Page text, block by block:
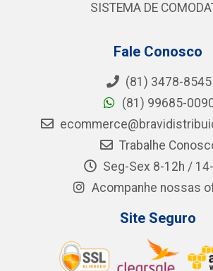
SISTEMA DE
Fale Conosco
(81) 3478-8545
(81) 99685-
Trabalhe
Seg-Sex 8-12h /
Acompanhe nossas
Site Seguro